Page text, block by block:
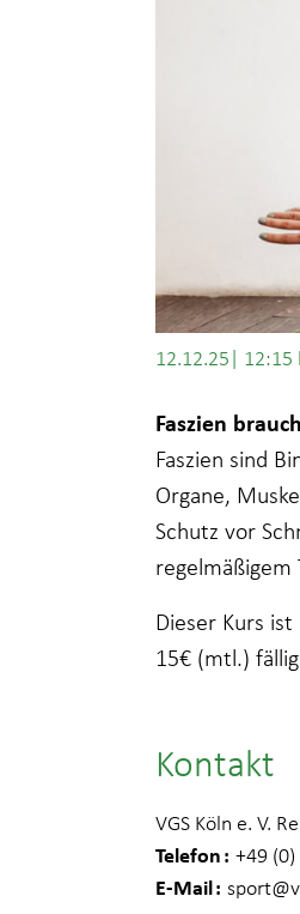
12.12.25| 12:15
Faszien
Faszien sind
Organe,
Schutz vor
regelmäßigem
Dieser Kurs
15€ (mtl.)
Kontakt
VGS Köln e. V.
Telefon +49
E-Mail sport